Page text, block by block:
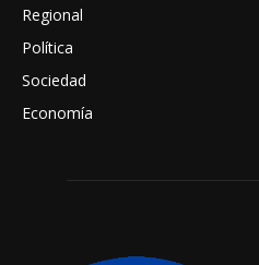
Regional
Política
Sociedad
Economía